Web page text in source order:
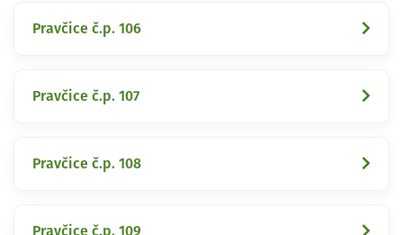
Pravčice č.p. 106
Pravčice č.p. 107
Pravčice č.p. 108
Pravčice č.p. 109